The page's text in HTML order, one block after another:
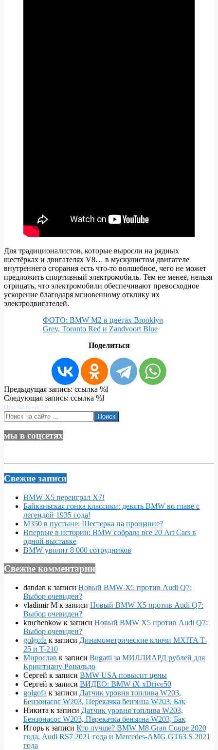
Для традиционалистов, которые выросли на рядных
шестёрках и двигателях V8… в мускулистом двигателе
внутреннего сгорания есть что-то волшебное, чего не может
предложить спортивный электромобиль. Тем не менее, нельзя
отрицать, что электромобили обеспечивают превосходное
ускорение благодаря мгновенному отклику их
электродвигателей.
ФОТО: BMW M2 в цветах Brooklyn
Grey, Toronto Red и Zandvoort Blue
Поделиться
2023-
03-
13
Предыдущая запись: ссылка %l
Следующая запись: ссылка %l
Просмотров: 59
Поиск
мы в соцсетях
Свежие записи
BMW X5 переиграл X7!
Байканьская гонка классики: девять BMW во главе с
легендой 1935 года!
M350 в пустыне: Шестерка на прощание?
Впервые в истории: BMW собрала все 20 Art Cars в
одной выставке
BMW уволит 8 000 сотрудников
Свежие комментарии
dandan к записи Новый BMW X5 против Audi Q7:
Выбор очевиден?
vladimir M к записи Новый BMW X5 против Audi Q7:
Выбор очевиден?
kruchenkow к записи Новый BMW X5 против Audi Q7:
Выбор очевиден?
golgofa к записи Динамометрические ключи MXITA T-
25 и T-210
Мирослав к записи Bugatti за МИЛЛИАРД рублей для
Криштиану Рональдо
Сергей к записи BMW USA повысит цены
Сергей к записи ВИДЕО: BMW iX xDrive50
golgofa к записи Датчик уровня топлива W203,
Бензонасос W203, Перекачка бензина W203, Бак
Никита к записи Датчик уровня топлива W203,
Бензонасос W203, Перекачка бензина W203, Бак
Игорь к записи Кто лучше? BMW M8 Gran Coupe 2020
года, Audi RS7 2021 года и Mercedes-AMG GT63 S 2021
года